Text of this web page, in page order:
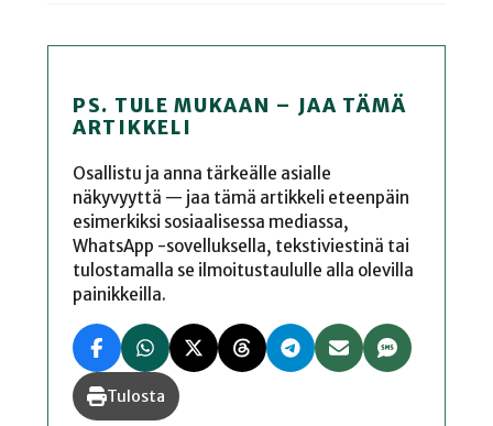
PS. TULE MUKAAN – JAA TÄMÄ
ARTIKKELI
Osallistu ja anna tärkeälle asialle
näkyvyyttä — jaa tämä artikkeli eteenpäin
esimerkiksi sosiaalisessa mediassa,
WhatsApp -sovelluksella, tekstiviestinä tai
tulostamalla se ilmoitustaululle alla olevilla
painikkeilla.
Tulosta